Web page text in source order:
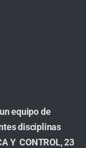
equipo de
disciplinas
Y CONTROL, 23